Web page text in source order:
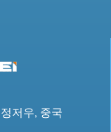
저우, 중국